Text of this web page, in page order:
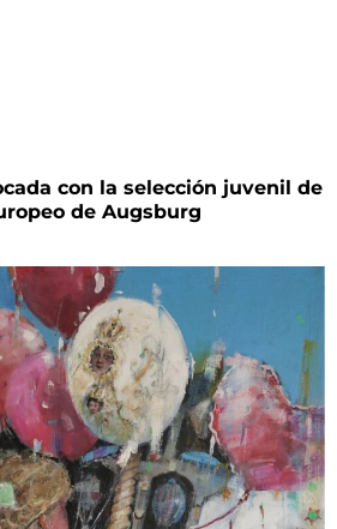
con la selección juvenil de
de Augsburg